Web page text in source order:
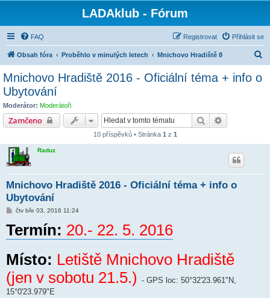
LADAklub - Fórum
FAQ Přihlásit se
Registrovat
Obsah fóra Proběhlo v minulých letech Mnichovo Hradiště 8
Mnichovo Hradiště 2016 - Oficiální téma + info o
Ubytování
Moderátor: Moderátoři
Zamčeno Hledat
10 příspěvků • Stránka 1 z 1
Raduz
Mnichovo Hradiště 2016 - Oficiální téma + info o
Ubytování
P
í
s
p
v
e
čtv bře 03, 2016 11:24
Termín: 20.- 22. 5. 2016
Místo: Letiště Mnichovo Hradiště
(jen v sobotu 21.5.) - GPS loc: 50°32'23.961"N,
15°0'23.979"E